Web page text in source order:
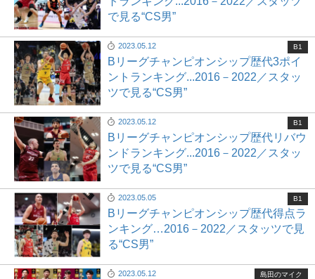
で見る“CS男”
2023.05.12
Bリーグチャンピオンシップ歴代3ポイ
ントランキング...2016－2022／スタッ
ツで見る“CS男”
B1
2023.05.12
Bリーグチャンピオンシップ歴代リバウ
ンドランキング...2016－2022／スタッ
ツで見る“CS男”
B1
2023.05.05
Bリーグチャンピオンシップ歴代得点ラ
ンキング…2016－2022／スタッツで見
る“CS男”
B1
2023.05.12 島田のマイク